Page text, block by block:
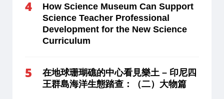
How Science Museum Can Support
Science Teacher Professional
Development for the New Science
Curriculum
在地球珊瑚礁的中心看見樂土 – 印尼四
王群島海洋生態踏查：（二）大物篇